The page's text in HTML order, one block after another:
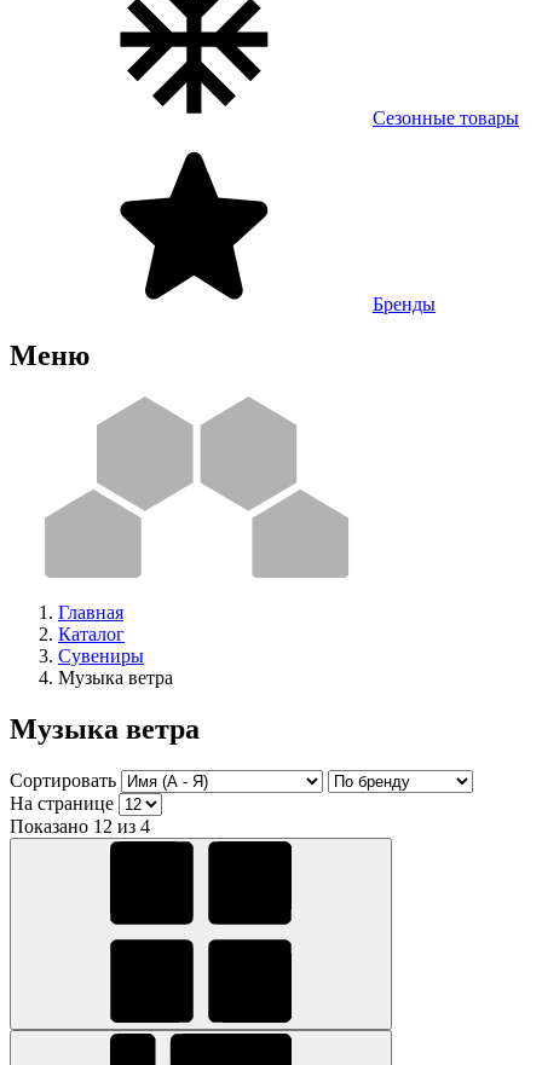
Сезонные товары
Бренды
Меню
Главная
Каталог
Сувениры
Музыка ветра
Музыка ветра
Сортировать
На странице
Показано 12 из 4